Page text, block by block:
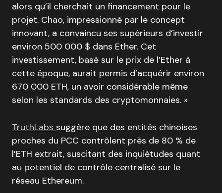
alors qu’il cherchait un financement pour le
projet. Chao, impressionné par le concept
innovant, a convaincu ses supérieurs d’investir
environ 500 000 $ dans Ether. Cet
investissement, basé sur le prix de l’Ether à
cette époque, aurait permis d’acquérir environ
670 000 ETH, un avoir considérable même
selon les standards des cryptomonnaies. »
TruthLabs suggère que des entités chinoises
proches du PCC contrôlent près de 80 % de
l’ETH extrait, suscitant des inquiétudes quant
au potentiel de contrôle centralisé sur le
réseau Ethereum.